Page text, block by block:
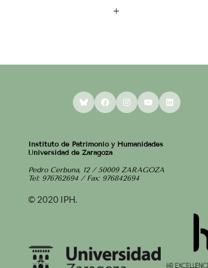
+
BlueskyFacebookInstagram
YouTube
Instituto de Patrimonio y Humanidades
Universidad de Zaragoza
Pedro Cerbuna, 12 / 50009 ZARAGOZA
Tel: 976762694 / Fax: 976842694
© 2020 IPH.